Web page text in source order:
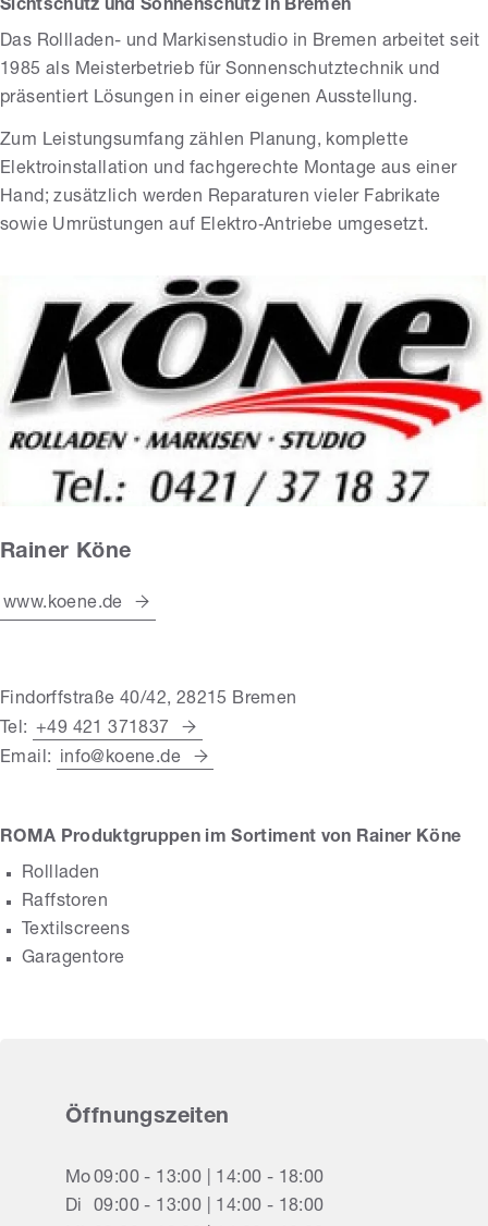
Sichtschutz und Sonnenschutz in Bremen
Das Rollladen- und Markisenstudio in Bremen arbeitet seit
1985 als Meisterbetrieb für Sonnenschutztechnik und
präsentiert Lösungen in einer eigenen Ausstellung.
Zum Leistungsumfang zählen Planung, komplette
Elektroinstallation und fachgerechte Montage aus einer
Hand; zusätzlich werden Reparaturen vieler Fabrikate
sowie Umrüstungen auf Elektro‑Antriebe umgesetzt.
Rainer Köne
www.koene.de
Findorffstraße 40/42, 28215 Bremen
Tel: +49 421 371837
Email:
info@koene.de
ROMA Produktgruppen im Sortiment von Rainer Köne
Rollladen
Raffstoren
Textilscreens
Garagentore
Öffnungszeiten
Mo09:00 - 13:00 | 14:00 - 18:00
Di
09:00 - 13:00 | 14:00 - 18:00